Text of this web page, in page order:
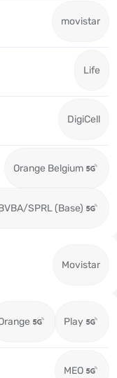
movistar
Life
DigiCell
Orange Belgium
SPRL (Base)
Movistar
Play
MEO